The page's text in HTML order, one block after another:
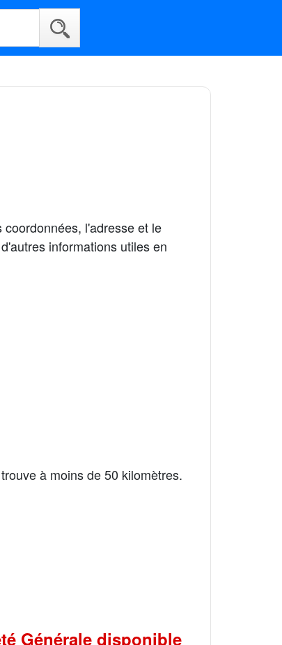
coordonnées, l'adresse et le
informations utiles en
à moins de 50 kilomètres.
Générale disponible